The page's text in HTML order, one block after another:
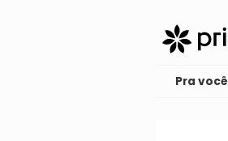
Pra você